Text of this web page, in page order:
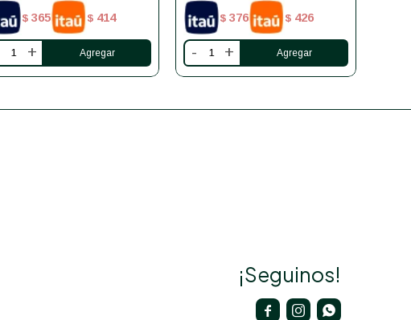
$ 365 $ 414
+
$ 376 $ 426
- +
¡Seguinos!
  